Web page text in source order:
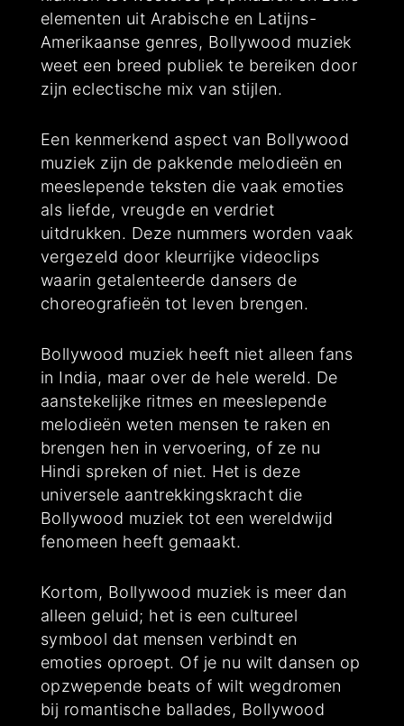
elementen uit Arabische en Latijns-
Amerikaanse genres, Bollywood muziek
weet een breed publiek te bereiken door
zijn eclectische mix van stijlen.
Een kenmerkend aspect van Bollywood
muziek zijn de pakkende melodieën en
meeslepende teksten die vaak emoties
als liefde, vreugde en verdriet
uitdrukken. Deze nummers worden vaak
vergezeld door kleurrijke videoclips
waarin getalenteerde dansers de
choreografieën tot leven brengen.
Bollywood muziek heeft niet alleen fans
in India, maar over de hele wereld. De
aanstekelijke ritmes en meeslepende
melodieën weten mensen te raken en
brengen hen in vervoering, of ze nu
Hindi spreken of niet. Het is deze
universele aantrekkingskracht die
Bollywood muziek tot een wereldwijd
fenomeen heeft gemaakt.
Kortom, Bollywood muziek is meer dan
alleen geluid; het is een cultureel
symbool dat mensen verbindt en
emoties oproept. Of je nu wilt dansen op
opzwepende beats of wilt wegdromen
bij romantische ballades, Bollywood